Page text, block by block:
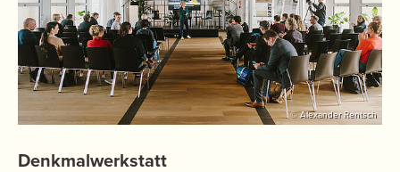
© Alexander Rentsch
Denkmalwerkstatt